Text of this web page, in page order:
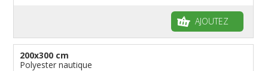
AJOUTEZ
200x300 cm
Polyester nautique